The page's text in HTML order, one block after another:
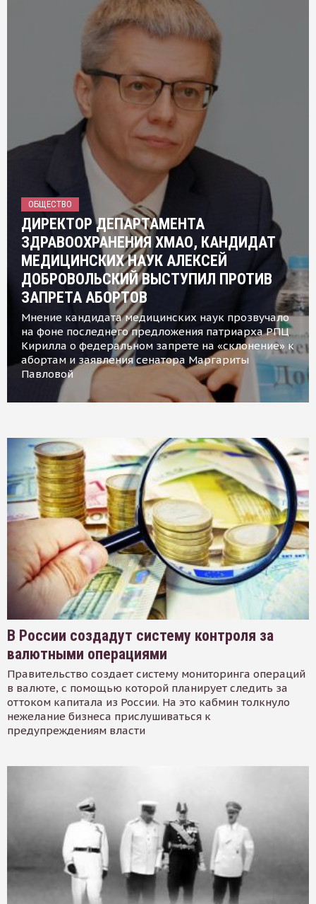
ОБЩЕСТВО
ДИРЕКТОР ДЕПАРТАМЕНТА
ЗДРАВООХРАНЕНИЯ ХМАО, КАНДИДАТ
МЕДИЦИНСКИХ НАУК АЛЕКСЕЙ
ДОБРОВОЛЬСКИЙ ВЫСТУПИЛ ПРОТИВ
ЗАПРЕТА АБОРТОВ
Мнение кандидата медицинских наук прозвучало
на фоне последнего предложения патриарха РПЦ
Кирилла о федеральном запрете на «склонение» к
абортам и заявления сенатора Маргариты
Павловой
В России создадут систему контроля за
валютными операциями
Правительство создает систему мониторинга операций
в валюте, с помощью которой планирует следить за
оттоком капитала из России. На это кабмин толкнуло
нежелание бизнеса прислушиваться к
предупреждениям власти